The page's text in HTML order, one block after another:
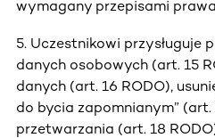
wymagany przepisami
5. Uczestnikowi przysługuje
danych osobowych (art. 15
danych (art. 16 RODO),
do bycia zapomnianym” (art.
przetwarzania (art. 18